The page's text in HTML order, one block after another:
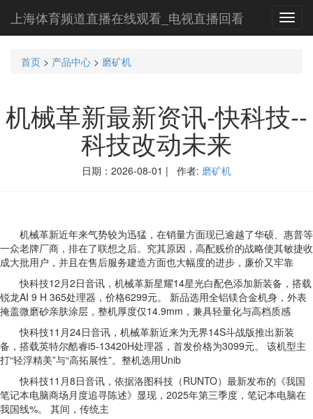
上海体育频道直播在线观看_电视直播回看
首页 > 产品中心 > 磨矿机
机械革新最新资讯-快科技--
科技改动未来
日期：2026-08-01 | 作者: 磨矿机
机械革新近年来气势较为迅猛，在销量方面现已逾越了华硕、惠普等
一众老牌厂商，排在了联想之后。究其原因，高配贱价的战略使其敏捷收
成大批用户，并且在售后服务建造方面也大幅度的进步，廉价又牢靠
快科技12月2日音讯，机械革新星耀14星光白配色添加新装备，搭载
锐龙AI 9 H 365处理器，价格6299元。 新品选用全铝镁合金机身，外表
掩盖微磨砂亲肤涂层，整机厚度仅14.9mm，兼具轻量化与高档质感
快科技11月24日音讯，机械革新近来为无界14S斗战版推出新装
备，搭载英特尔酷睿i5-13420H处理器，首发价格为3099元。 该机型主
打“轻浮精美”与“高拓展性”。整机选用Unib
快科技11月8日音讯，依据洛图科技（RUNTO）最新发布的《我国
笔记本电脑商场月度追寻陈述》显现，2025年第三季度，笔记本电脑在
我国线%。 其间，传统主